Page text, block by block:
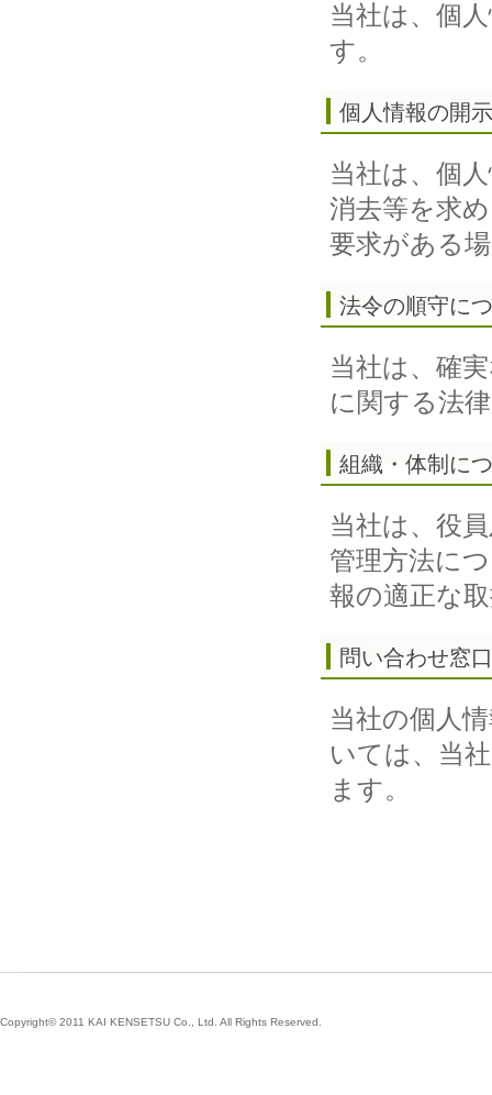
当社は、個
す。
個人情報の開
当社は、個
消去等を求
要求がある
法令の順守に
当社は、確
に関する法
組織・体制に
当社は、役
管理方法に
報の適正な
問い合わせ窓
当社の個人
いては、当
ます。
Copyright© 2011 KAI KENSETSU Co., Ltd. All Rights Reserved.